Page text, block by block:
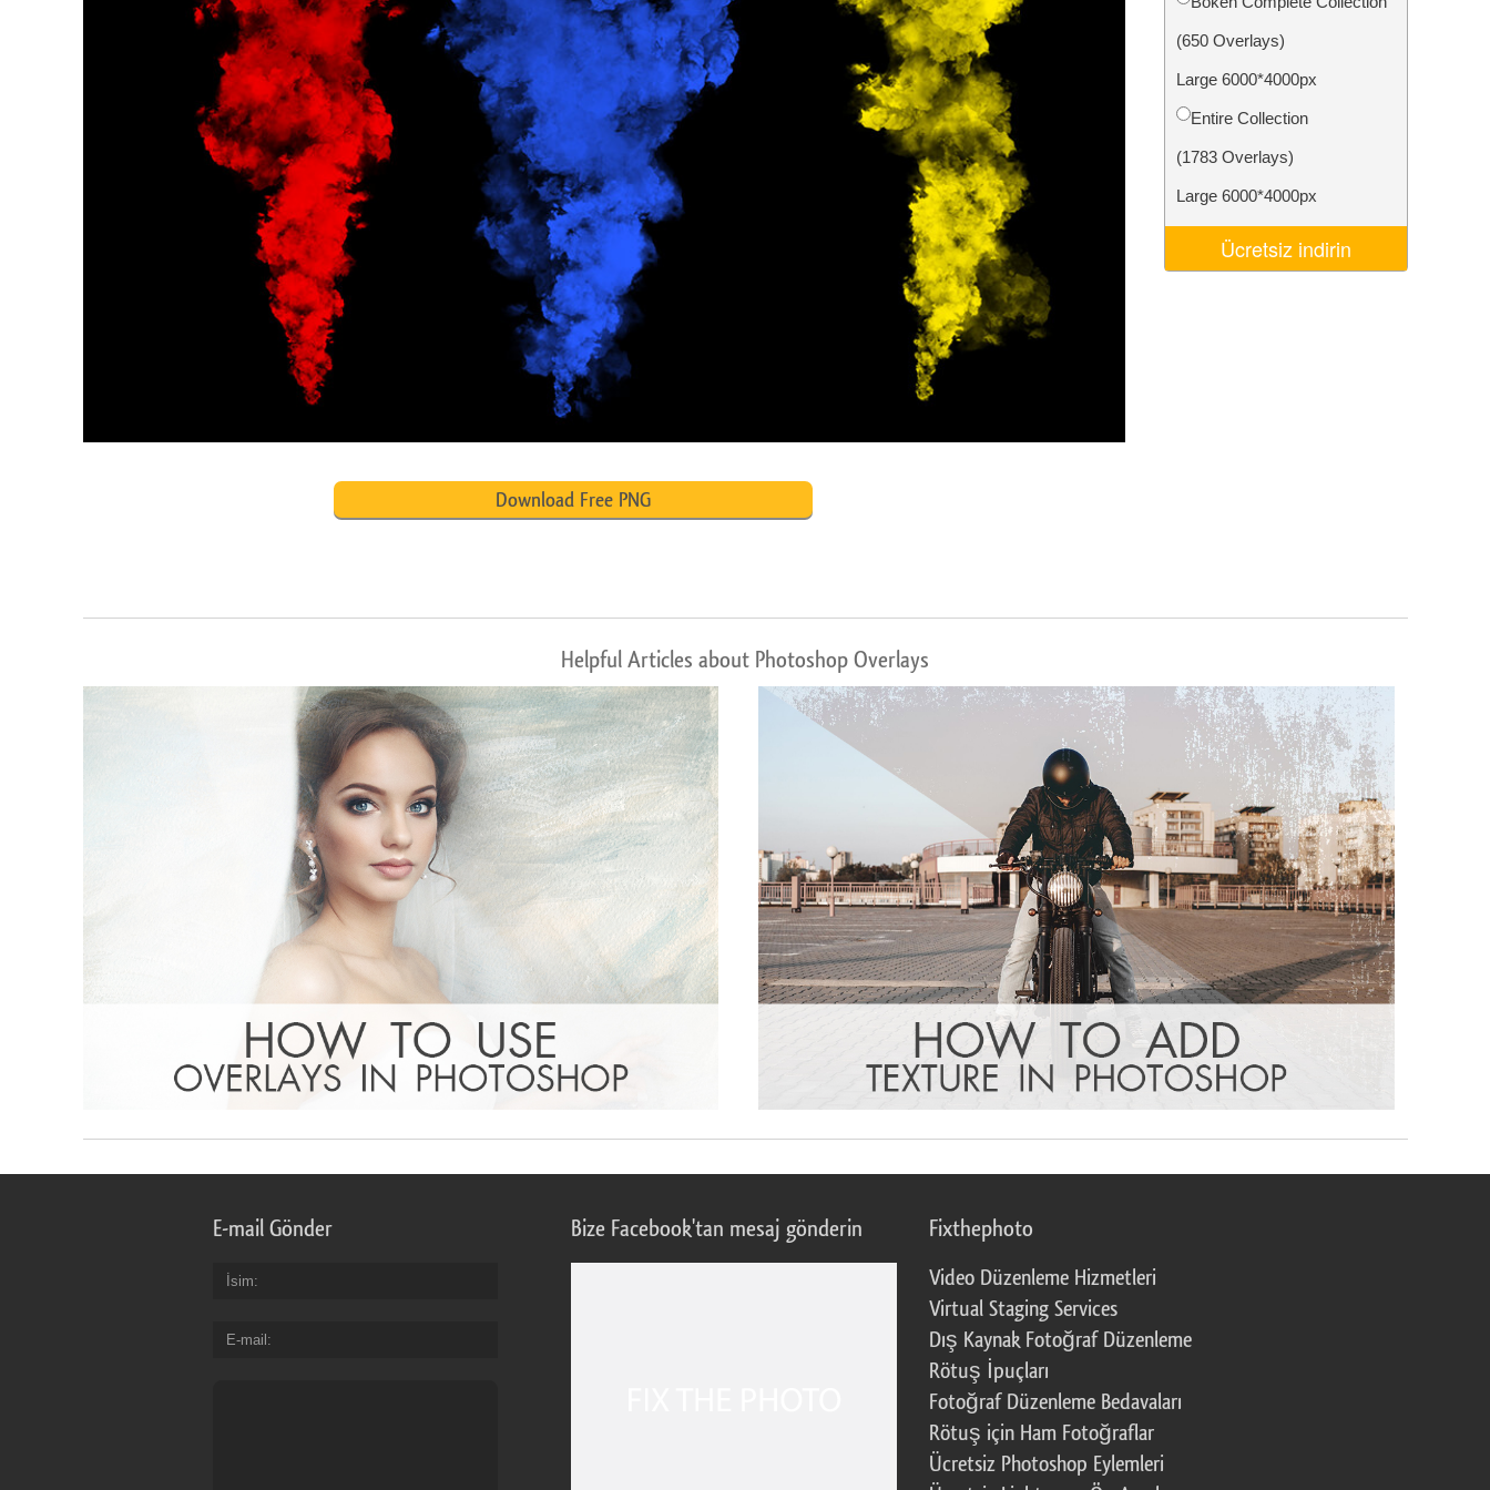
Ürün Rötuş Hizmetleri Mücevher Rötuş Hizmetleri AI Eğitim Verileri
(650 Overlays)
Large 6000*4000px
Entire Collection
(1783 Overlays)
Large 6000*4000px
Ücretsiz indirin
Download Free PNG
Helpful Articles about Photoshop Overlays
E-mail Gönder
İsim
E-mail
Bize Facebook'tan mesaj gönderin Fixthephoto
Video Düzenleme Hizmetleri
Virtual Staging Services
Dış Kaynak Fotoğraf Düzenleme
Rötuş İpuçları
Fotoğraf Düzenleme Bedavaları
Rötuş için Ham Fotoğraflar
Ücretsiz Photoshop Eylemleri